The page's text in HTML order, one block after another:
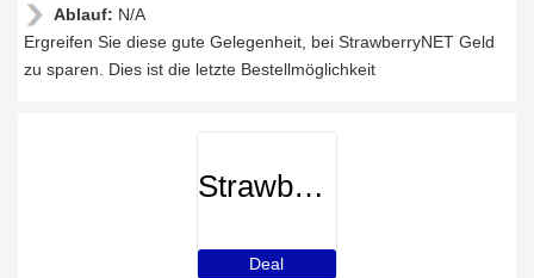
Ablauf: N/A
Ergreifen Sie diese gute Gelegenheit, bei StrawberryNET Geld
zu sparen. Dies ist die letzte Bestellmöglichkeit
StrawberryNET
Deal